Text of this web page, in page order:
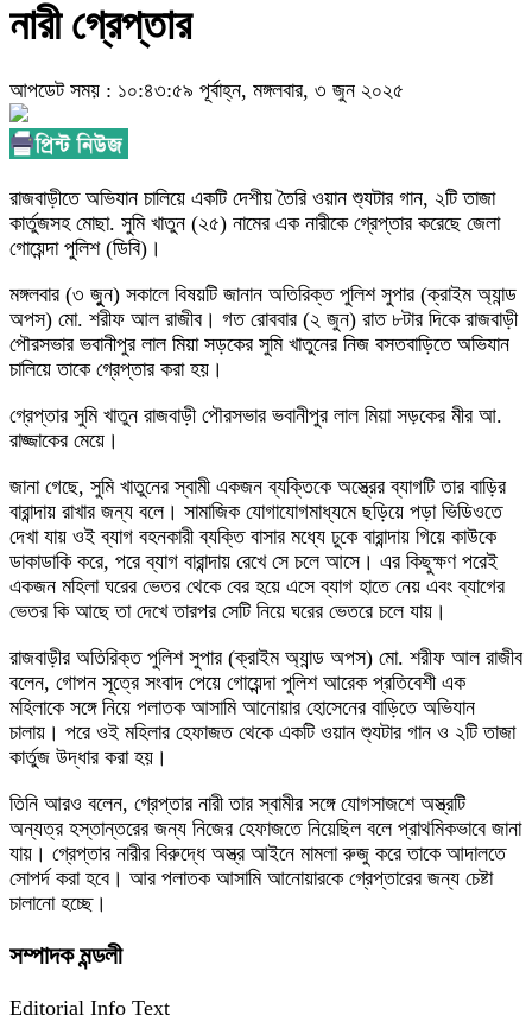
নারী গ্রেপ্তার
আপডেট সময় : ১০:৪৩:৫৯ পূর্বাহ্ন, মঙ্গলবার, ৩ জুন ২০২৫
রাজবাড়ীতে অভিযান চালিয়ে একটি দেশীয় তৈরি ওয়ান শ্যুটার গান, ২টি তাজা
কার্তুজসহ মোছা. সুমি খাতুন (২৫) নামের এক নারীকে গ্রেপ্তার করেছে জেলা
গোয়েন্দা পুলিশ (ডিবি)।
মঙ্গলবার (৩ জুুন) সকালে বিষয়টি জানান অতিরিক্ত পুলিশ সুপার (ক্রাইম অ্যান্ড
অপস) মো. শরীফ আল রাজীব। গত রোববার (২ জুন) রাত ৮টার দিকে রাজবাড়ী
পৌরসভার ভবানীপুর লাল মিয়া সড়কের সুমি খাতুনের নিজ বসতবাড়িতে অভিযান
চালিয়ে তাকে গ্রেপ্তার করা হয়।
গ্রেপ্তার সুমি খাতুন রাজবাড়ী পৌরসভার ভবানীপুর লাল মিয়া সড়কের মীর আ.
রাজ্জাকের মেয়ে।
জানা গেছে, সুমি খাতুনের স্বামী একজন ব্যক্তিকে অস্ত্রের ব্যাগটি তার বাড়ির
বারান্দায় রাখার জন্য বলে। সামাজিক যোগাযোগমাধ্যমে ছড়িয়ে পড়া ভিডিওতে
দেখা যায় ওই ব্যাগ বহনকারী ব্যক্তি বাসার মধ্যে ঢুকে বারান্দায় গিয়ে কাউকে
ডাকাডাকি করে, পরে ব্যাগ বারান্দায় রেখে সে চলে আসে। এর কিছুক্ষণ পরেই
একজন মহিলা ঘরের ভেতর থেকে বের হয়ে এসে ব্যাগ হাতে নেয় এবং ব্যাগের
ভেতর কি আছে তা দেখে তারপর সেটি নিয়ে ঘরের ভেতরে চলে যায়।
রাজবাড়ীর অতিরিক্ত পুলিশ সুপার (ক্রাইম অ্যান্ড অপস) মো. শরীফ আল রাজীব
বলেন, গোপন সূত্রে সংবাদ পেয়ে গোয়েন্দা পুলিশ আরেক প্রতিবেশী এক
মহিলাকে সঙ্গে নিয়ে পলাতক আসামি আনোয়ার হোসেনের বাড়িতে অভিযান
চালায়। পরে ওই মহিলার হেফাজত থেকে একটি ওয়ান শ্যুটার গান ও ২টি তাজা
কার্তুজ উদ্ধার করা হয়।
তিনি আরও বলেন, গ্রেপ্তার নারী তার স্বামীর সঙ্গে যোগসাজশে অস্ত্রটি
অন্যত্র হস্তান্তরের জন্য নিজের হেফাজতে নিয়েছিল বলে প্রাথমিকভাবে জানা
যায়। গ্রেপ্তার নারীর বিরুদ্ধে অস্ত্র আইনে মামলা রুজু করে তাকে আদালতে
সোপর্দ করা হবে। আর পলাতক আসামি আনোয়ারকে গ্রেপ্তারের জন্য চেষ্টা
চালানো হচ্ছে।
সম্পাদক মন্ডলী
Editorial Info Text